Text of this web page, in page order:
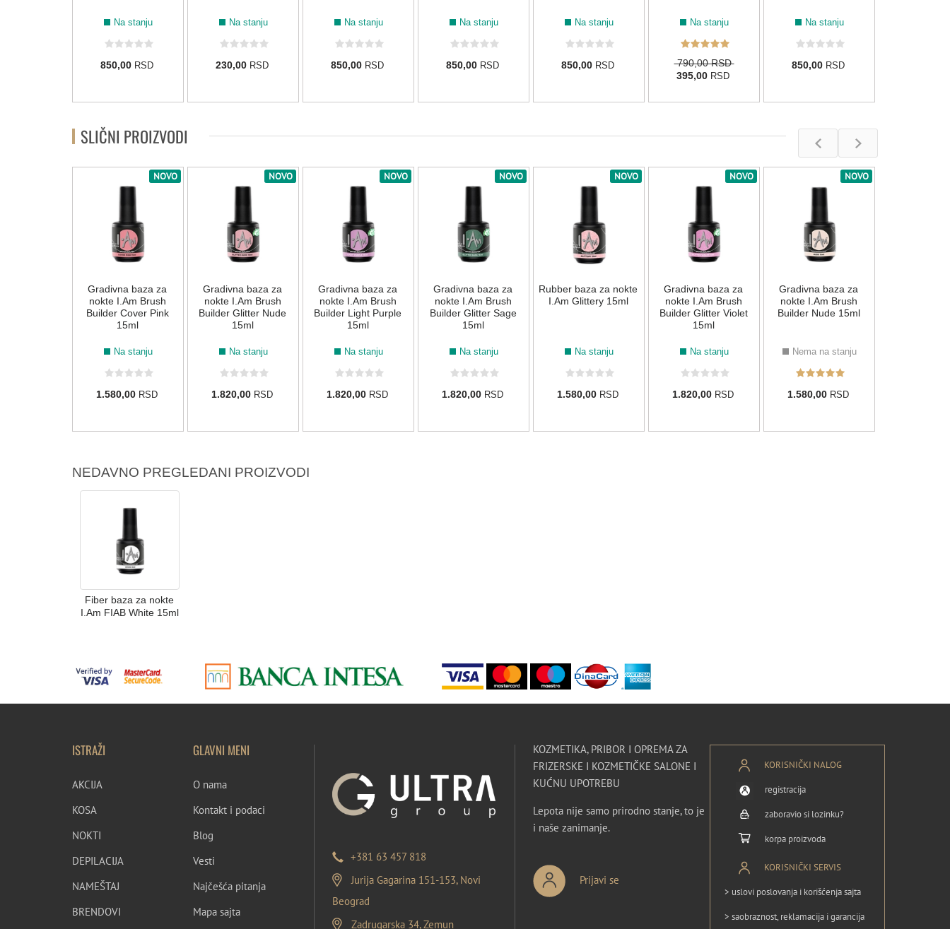
Na stanju
850,00 RSD
Na stanju
230,00 RSD
Na stanju
850,00 RSD
Na stanju
850,00 RSD
Na stanju
850,00 RSD
Na stanju
790,00 RSD
395,00 RSD
Na stanju
850,00 RSD
SLIČNI PROIZVODI
NOVO
Gradivna baza za
nokte I.Am Brush
Builder Cover Pink
15ml
Na stanju
1.580,00 RSD
NOVO
Gradivna baza za
nokte I.Am Brush
Builder Glitter Nude
15ml
Na stanju
1.820,00 RSD
NOVO
Gradivna baza za
nokte I.Am Brush
Builder Light Purple
15ml
Na stanju
1.820,00 RSD
NOVO
Gradivna baza za
nokte I.Am Brush
Builder Glitter Sage
15ml
Na stanju
1.820,00 RSD
NOVO
Rubber baza za nokte
I.Am Glittery 15ml
Na stanju
1.580,00 RSD
NOVO
Gradivna baza za
nokte I.Am Brush
Builder Glitter Violet
15ml
Na stanju
1.820,00 RSD
NOVO
Gradivna baza za
nokte I.Am Brush
Builder Nude 15ml
Nema na stanju
1.580,00 RSD
NEDAVNO PREGLEDANI PROIZVODI
Fiber baza za nokte
I.Am FIAB White 15ml
ISTRAŽI
AKCIJA
KOSA
NOKTI
DEPILACIJA
NAMEŠTAJ
BRENDOVI
GLAVNI MENI
O nama
Kontakt i podaci
Blog
Vesti
Najčešća pitanja
Mapa sajta
+381 63 457 818
Jurija Gagarina 151-153, Novi
Beograd
Zadrugarska 34, Zemun
KOZMETIKA, PRIBOR I OPREMA ZA
FRIZERSKE I KOZMETIČKE SALONE I
KUĆNU UPOTREBU
Lepota nije samo prirodno stanje, to je
i naše zanimanje.
Prijavi se
KORISNIČKI NALOG
registracija
zaboravio si lozinku?
korpa proizvoda
KORISNIČKI SERVIS
> uslovi poslovanja i korišćenja sajta
> saobraznost, reklamacija i garancija